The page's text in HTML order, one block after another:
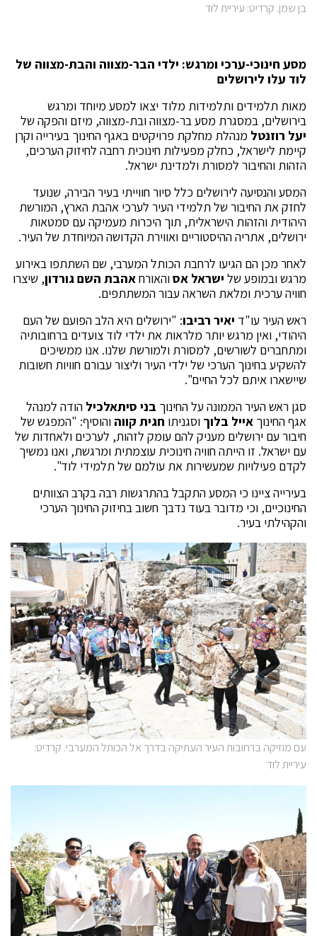
בן שמן. קרדיט: עיריית לוד
מסע חינוכי-ערכי ומרגש: ילדי הבר-מצווה והבת-מצווה של
לוד עלו לירושלים
מאות תלמידים ותלמידות מלוד יצאו למסע מיוחד ומרגש
בירושלים, במסגרת מסע בר-מצווה ובת-מצווה, מיזם והפקה של
יעל רוזנטל מנהלת מחלקת פרויקטים באגף החינוך בעירייה וקרן
קיימת לישראל, כחלק מפעילות חינוכית רחבה לחיזוק הערכים,
הזהות והחיבור למסורת ולמדינת ישראל.
המסע והנסיעה לירושלים כלל סיור חווייתי בעיר הבירה, שנועד
לחזק את החיבור של תלמידי העיר לערכי אהבת הארץ, המורשת
היהודית והזהות הישראלית, תוך היכרות מעמיקה עם סמטאות
ירושלים, אתריה ההיסטוריים ואווירת הקדושה המיוחדת של העיר.
לאחר מכן הם הגיעו לרחבת הכותל המערבי, שם השתתפו באירוע
מרגש ובמופע של ישראל אסוהאורחאהבת השם גורדון, שיצרו
חוויה ערכית ומלאת השראה עבור המשתתפים.
ראש העיר עו"ד יאיר רביבו: "ירושלים היא הלב הפועם של העם
היהודי, ואין מרגש יותר מלראות את ילדי לוד צועדים ברחובותיה
ומתחברים לשורשים, למסורת ולמורשת שלנו. אנו ממשיכים
להשקיע בחינוך הערכי של ילדי העיר וליצור עבורם חוויות חשובות
שיישארו איתם לכל החיים".
סגן ראש העיר הממונה על החינוך בני סיתאלכיל הודה למנהל
אגף החינוך אייל בלוך וסגניתו חגית קווה והוסיף: "המפגש של
חיבור עם ירושלים מעניק להם עומק לזהות, לערכים ולאחדות של
עם ישראל. זו הייתה חוויה חינוכית עוצמתית ומרגשת, ואנו נמשיך
לקדם פעילויות שמעשירות את עולמם של תלמידי לוד".
בעירייה ציינו כי המסע התקבל בהתרגשות רבה בקרב הצוותים
החינוכיים, וכי מדובר בעוד נדבך חשוב בחיזוק החינוך הערכי
והקהילתי בעיר.
עם מוזיקה ברחובות העיר העתיקה בדרך אל הכותל המערבי. קרדיט:
עיריית לוד